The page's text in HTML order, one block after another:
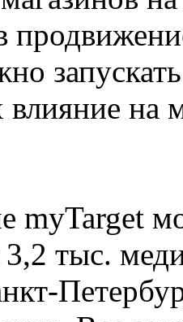
влияние на
myTarget
тыс.